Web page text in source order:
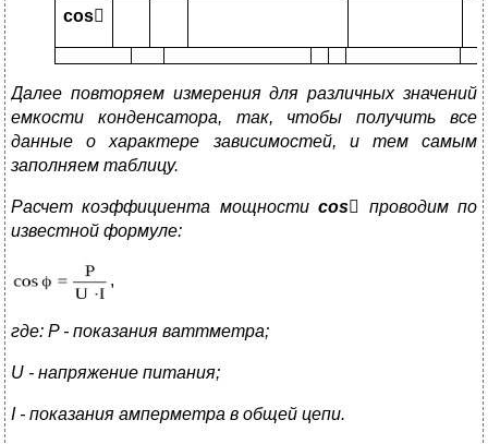
cos
Далее повторяем измерения для различных значений
емкости конденсатора, так, чтобы получить все
данные о характере зависимостей, и тем самым
заполняем таблицу.
Расчет коэффициента мощностиcos
проводим по
известной формуле:
,
где: P- показания ваттметра;
U - напряжение питания;
I- показания амперметра в общей цепи.